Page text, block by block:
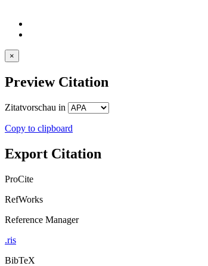
×
Preview Citation
Zitatvorschau in
Copy to clipboard
Export Citation
ProCite
RefWorks
Reference Manager
.ris
BibTeX